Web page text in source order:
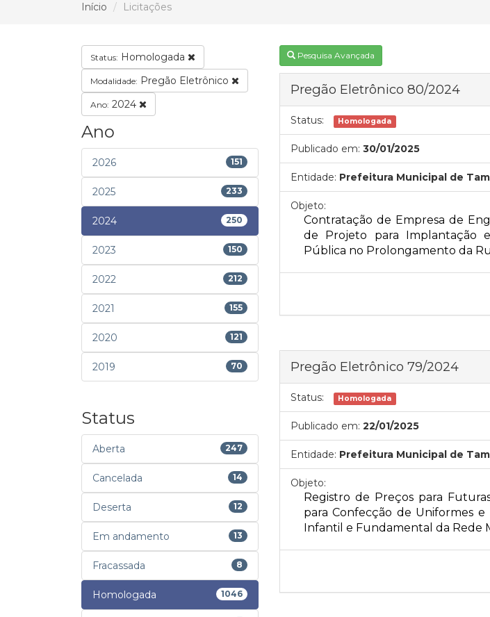
Início Licitações
Status: Homologada
Modalidade: Pregão Eletrônico
Ano: 2024
Ano
2026 151
2025 233
2024 250
2023 150
2022 212
2021 155
2020 121
2019 70
Status
Aberta 247
Cancelada 14
Deserta 12
Em andamento 13
Fracassada 8
Homologada 1046
Pesquisa Avançada
Pregão Eletrônico 80/2024
Status: Homologada
Publicado em: 30/01/2025
Entidade: Prefeitura Municipal de
Objeto:
Contratação de Empresa de
de Projeto para Implantação
Pública no Prolongamento da
Pregão Eletrônico 79/2024
Status: Homologada
Publicado em: 22/01/2025
Entidade: Prefeitura Municipal de
Objeto:
Registro de Preços para
para Confecção de Uniformes
Infantil e Fundamental da Rede